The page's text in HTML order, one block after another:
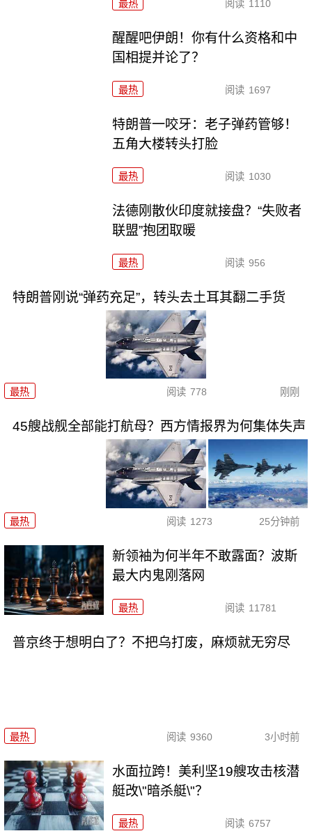
最热 阅读 1110
醒醒吧伊朗！你有什么资格和中
国相提并论了？
最热 阅读 1697
特朗普一咬牙：老子弹药管够！
五角大楼转头打脸
最热 阅读 1030
法德刚散伙印度就接盘？“失败者
联盟”抱团取暖
最热 阅读 956
特朗普刚说“弹药充足”，转头去土耳其翻二手货
最热 阅读 778 刚刚
45艘战舰全部能打航母？西方情报界为何集体失声
最热 阅读 1273 25分钟前
新领袖为何半年不敢露面？波斯
最大内鬼刚落网
最热 阅读 11781
普京终于想明白了？不把乌打废，麻烦就无穷尽
最热 阅读 9360 3小时前
水面拉跨！美利坚19艘攻击核潜
艇改\"暗杀艇\"？
最热 阅读 6757